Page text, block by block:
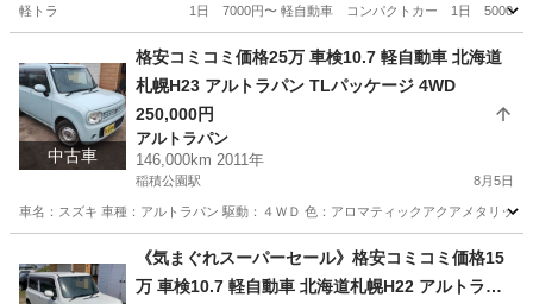
軽トラ 1日 7000円〜 軽自動車 コンパクトカー 1日 5000円〜 ワン
稲積公園駅 その他 レンタカー
中古車
格安コミコミ価格25万 車検10.7 軽自動車 北海道
札幌H23 アルトラパン TLパッケージ 4WD
250,000円
アルトラパン
146,000km 2011年
稲積公園駅 8月5日
車名：スズキ 車種：アルトラパン 駆動：４ＷＤ 色：アロマティックアクアメタリッ
稲積公園駅 アルトラパン 預かり金
《気まぐれスーパーセール》格安コミコミ価格15
万 車検10.7 軽自動車 北海道札幌H22 アルトラパ